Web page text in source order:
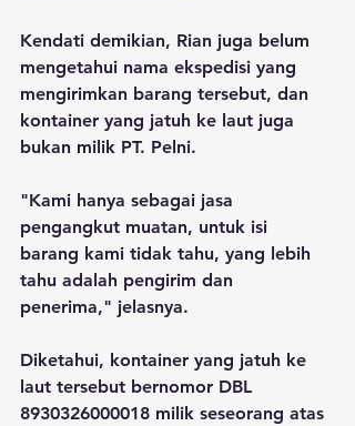
Kendati demikian, Rian juga belum
mengetahui nama ekspedisi yang
mengirimkan barang tersebut, dan
kontainer yang jatuh ke laut juga
bukan milik PT. Pelni.
"Kami hanya sebagai jasa
pengangkut muatan, untuk isi
barang kami tidak tahu, yang lebih
tahu adalah pengirim dan
penerima," jelasnya.
Diketahui, kontainer yang jatuh ke
laut tersebut bernomor DBL
8930326000018 milik seseorang atas